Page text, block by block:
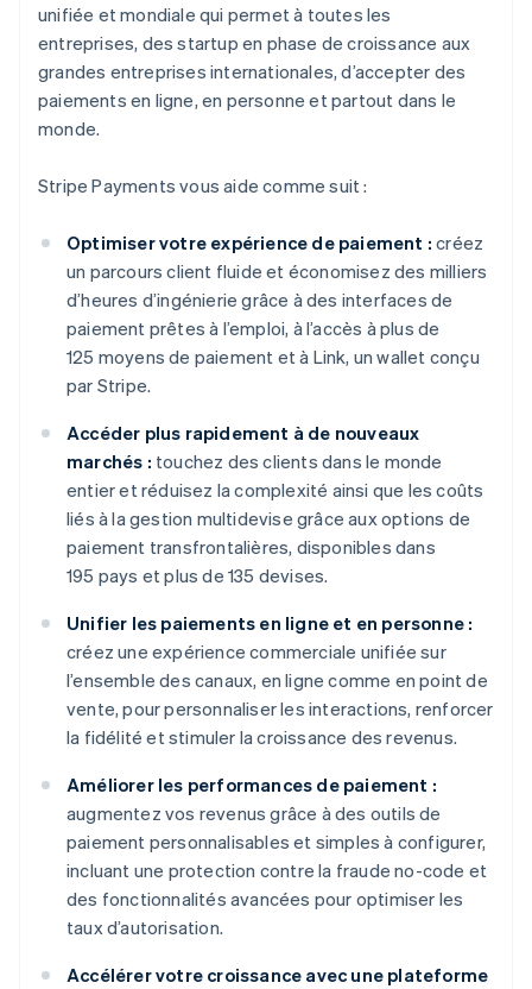
unifiée et mondiale qui permet à toutes les
entreprises, des startup en phase de croissance aux
grandes entreprises internationales, d’accepter des
paiements en ligne, en personne et partout dans le
monde.
Stripe Payments vous aide comme suit :
Optimiser votre expérience de paiement : créez
un parcours client fluide et économisez des milliers
d’heures d’ingénierie grâce à des interfaces de
paiement prêtes à l’emploi, à l’accès à plus de
125 moyens de paiement et à Link, un wallet conçu
par Stripe.
Accéder plus rapidement à de nouveaux
marchés : touchez des clients dans le monde
entier et réduisez la complexité ainsi que les coûts
liés à la gestion multidevise grâce aux options de
paiement transfrontalières, disponibles dans
195 pays et plus de 135 devises.
Unifier les paiements en ligne et en personne :
créez une expérience commerciale unifiée sur
l’ensemble des canaux, en ligne comme en point de
vente, pour personnaliser les interactions, renforcer
la fidélité et stimuler la croissance des revenus.
Améliorer les performances de paiement :
augmentez vos revenus grâce à des outils de
paiement personnalisables et simples à configurer,
incluant une protection contre la fraude no-code et
des fonctionnalités avancées pour optimiser les
taux d’autorisation.
Accélérer votre croissance avec une plateforme